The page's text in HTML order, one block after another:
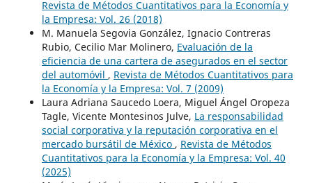
Revista de Métodos Cuantitativos para la Economía y
la Empresa: Vol. 26 (2018)
M. Manuela Segovia González, Ignacio Contreras
Rubio, Cecilio Mar Molinero, Evaluación de la
eficiencia de una cartera de asegurados en el sector
del automóvil , Revista de Métodos Cuantitativos para
la Economía y la Empresa: Vol. 7 (2009)
Laura Adriana Saucedo Loera, Miguel Ángel Oropeza
Tagle, Vicente Montesinos Julve, La responsabilidad
social corporativa y la reputación corporativa en el
mercado bursátil de México , Revista de Métodos
Cuantitativos para la Economía y la Empresa: Vol. 40
(2025)